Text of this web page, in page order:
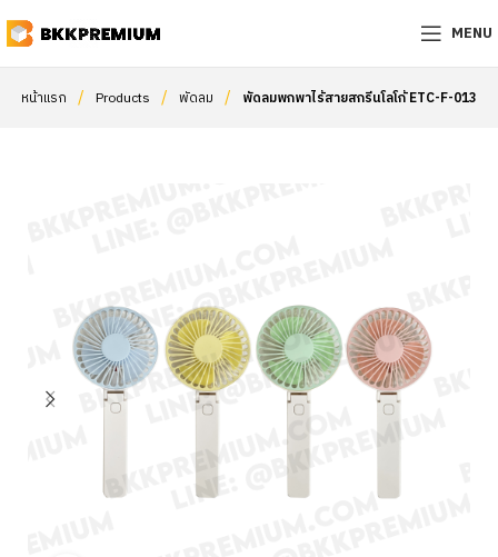
MENU
หน้าแรก / Products / พัดลม / พัดลมพกพาไร้สายสกรีนโลโก้ ETC-F-013